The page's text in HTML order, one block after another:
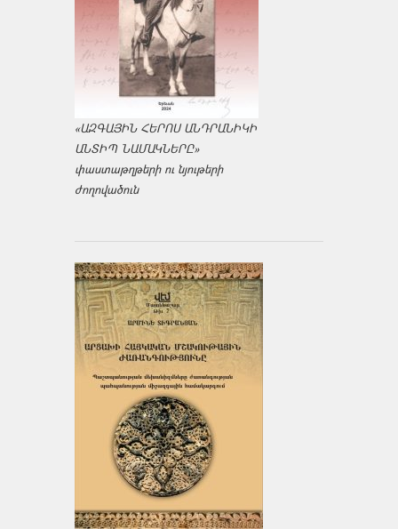
«ԱԶԳԱՅԻՆ ՀԵՐՈՍ ԱՆԴՐԱՆԻԿԻ
ԱՆՏԻՊ ՆԱՄԱԿՆԵՐԸ»
փաստաթղթերի ու նյութերի
ժողովածուն